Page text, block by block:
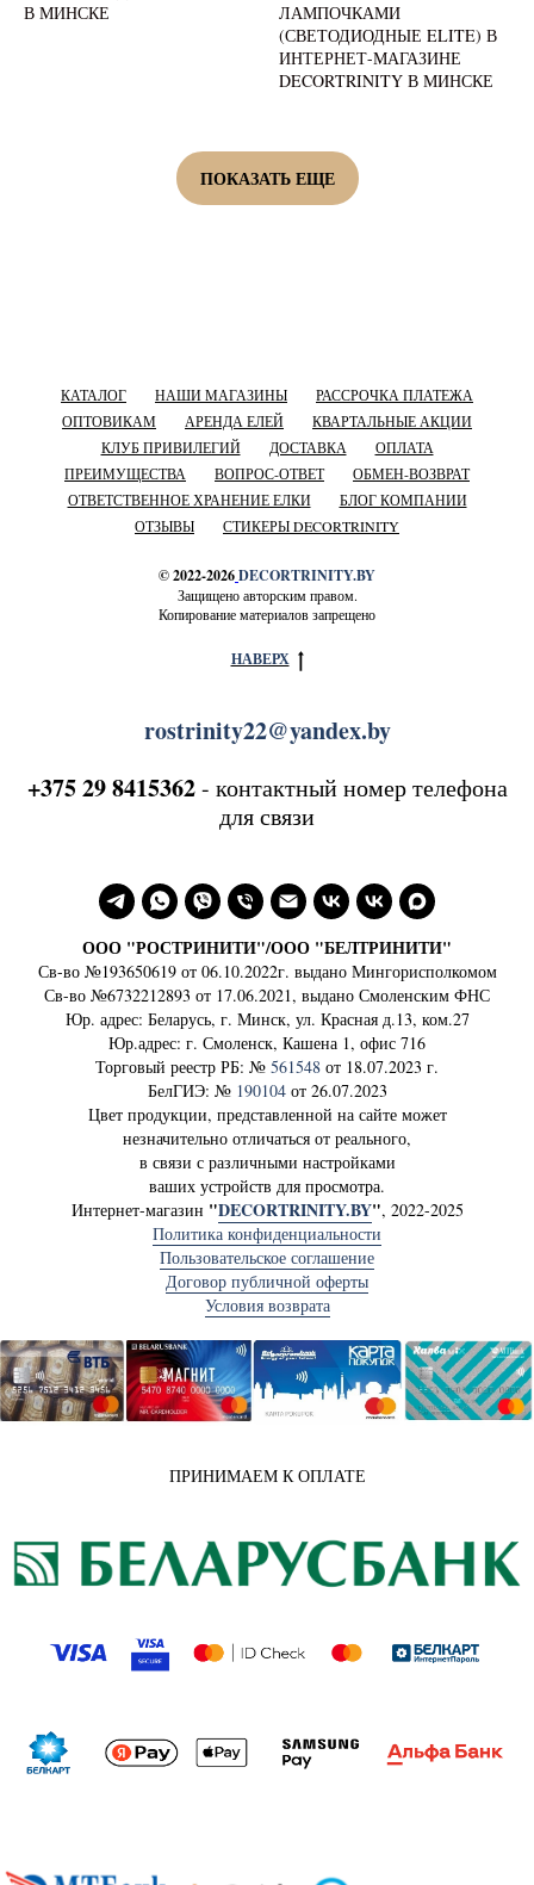
В МИНСКЕ
ЛАМПОЧКАМИ
(СВЕТОДИОДНЫЕ ELITE) В
ИНТЕРНЕТ-МАГАЗИНЕ
DECORTRINITY В МИНСКЕ
ПОКАЗАТЬ ЕЩЕ
КАТАЛОГ НАШИ МАГАЗИНЫ
РАССРОЧКА ПЛАТЕЖА
ОПТОВИКАМ
АРЕНДА ЕЛЕЙ
КВАРТАЛЬНЫЕ АКЦИИ
КЛУБ ПРИВИЛЕГИЙ
ДОСТАВКА
ОПЛАТА
ПРЕИМУЩЕСТВА
ВОПРОС-ОТВЕТ
ОБМЕН-ВОЗВРАТ
ОТВЕТСТВЕННОЕ ХРАНЕНИЕ ЕЛКИ
БЛОГ КОМПАНИИ
ОТЗЫВЫ
СТИКЕРЫ DECORTRINITY
© 2022-2026DECORTRINITY.BY
Защищено авторским правом.
Копирование материалов запрещено
НАВЕРХ
rostrinity22@yandex.by
+375 29 8415362- контактный номер телефона
для связи
ООО "РОСТРИНИТИ"/ООО "БЕЛТРИНИТИ"
Св-во №193650619 от 06.10.2022г. выдано Мингорисполкомом
Св-во №6732212893 от 17.06.2021, выдано Смоленским ФНС
Юр. адрес: Беларусь, г. Минск, ул. Красная д.13, ком.27
Юр.адрес: г. Смоленск, Кашена 1, офис 716
Торговый реестр РБ: № 561548 от 18.07.2023 г.
БелГИЭ: № 190104 от 26.07.2023
Цвет продукции, представленной на сайте может
незначительно отличаться от реального,
в связи с различными настройками
ваших устройств для просмотра.
Интернет-магазин "DECORTRINITY.BY", 2022-2025
Политика конфиденциальности
Пользовательское соглашение
Договор публичной оферты
Условия возврата
ПРИНИМАЕМ К ОПЛАТЕ